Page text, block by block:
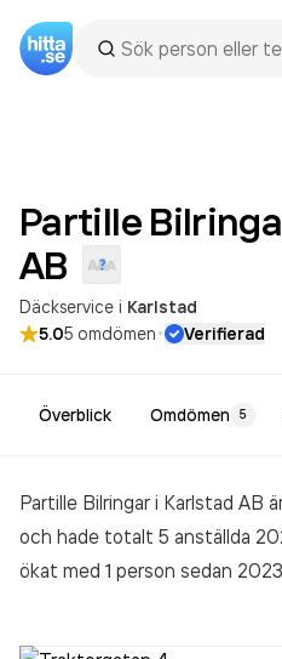
Partille
AB
Däckservice i Karlstad
5.05 omdömen· Verifierad
Överblick Omdömen 5
Partille Bilringar i Karlstad AB
och hade totalt 5 anställda
ökat med 1 person sedan